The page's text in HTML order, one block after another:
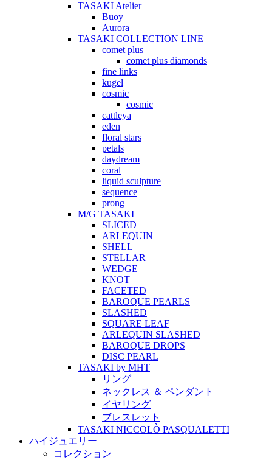
TASAKI Atelier
Buoy
Aurora
TASAKI COLLECTION LINE
comet plus
comet plus diamonds
fine links
kugel
cosmic
cosmic
cattleya
eden
floral stars
petals
daydream
coral
liquid sculpture
sequence
prong
M/G TASAKI
SLICED
ARLEQUIN
SHELL
STELLAR
WEDGE
KNOT
FACETED
BAROQUE PEARLS
SLASHED
SQUARE LEAF
ARLEQUIN SLASHED
BAROQUE DROPS
DISC PEARL
TASAKI by MHT
リング
ネックレス ＆ ペンダント
イヤリング
ブレスレット
TASAKI NICCOLÒ PASQUALETTI
ハイジュエリー
コレクション